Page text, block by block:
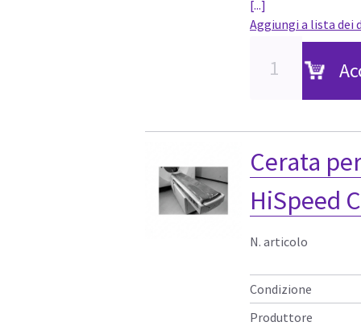
[...]
Aggiungi a lista dei
Cerata
HiSpeed
N. articolo
Condizione
Produttore